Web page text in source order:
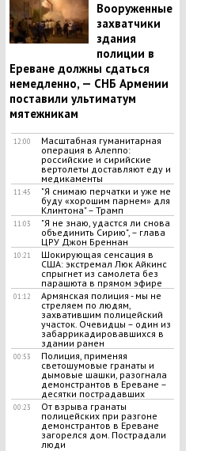
​Вооруженные
захватчики
здания
полиции в
Ереване должны сдаться
немедленно, — СНБ Армении
поставили ультиматум
мятежникам
12:00
​Масштабная гуманитарная
операция в Алеппо:
российские и сирийские
вертолеты доставляют еду и
медикаменты
11:45
"Я снимаю перчатки и уже не
буду «хорошим парнем» для
Клинтона" – Трамп
11:03
"Я не знаю, удастся ли снова
объединить Сирию", – глава
ЦРУ Джон Бреннан
10:21
​Шокирующая сенсация в
США: экстремал Люк Айкинс
спрыгнет из самолета без
парашюта в прямом эфире
01:12
Армянская полиция - мы не
стреляем по людям,
захватившим полицейский
участок. Очевидцы – один из
забаррикадировавшихся в
здании ранен
00:53
Полиция, применяя
светошумовые гранаты и
дымовые шашки, разогнала
демонстрантов в Ереване –
десятки пострадавших
00:23
От взрыва гранаты
полицейских при разгоне
демонстрантов в Ереване
загорелся дом. Пострадали
люди